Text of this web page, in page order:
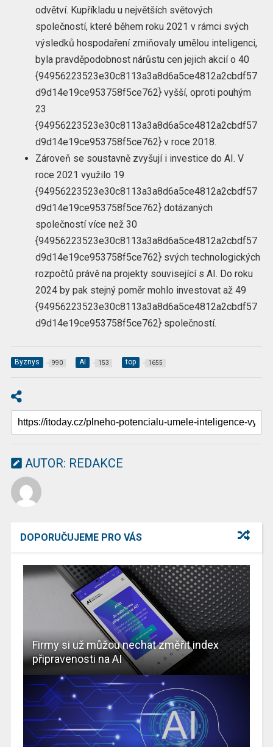
odvětví. Kupříkladu u největších světových
společností, které během roku 2021 v rámci svých
výsledků hospodaření zmiňovaly umělou inteligenci,
byla pravděpodobnost nárůstu cen jejich akcií o 40
{94956223523e30c8113a3a8d6a5ce4812a2cbdf57
d9d14e19ce953758f5ce762} vyšší, oproti pouhým
23
{94956223523e30c8113a3a8d6a5ce4812a2cbdf57
d9d14e19ce953758f5ce762} v roce 2018.
Zároveň se soustavně zvyšují i investice do AI. V
roce 2021 využilo 19
{94956223523e30c8113a3a8d6a5ce4812a2cbdf57
d9d14e19ce953758f5ce762} dotázaných
společností více než 30
{94956223523e30c8113a3a8d6a5ce4812a2cbdf57
d9d14e19ce953758f5ce762} svých technologických
rozpočtů právě na projekty související s AI. Do roku
2024 by pak stejný poměr mohlo investovat až 49
{94956223523e30c8113a3a8d6a5ce4812a2cbdf57
d9d14e19ce953758f5ce762} společností.
Byznys 990 AI 153 top 1655
AUTOR: REDAKCE
DOPORUČUJEME PRO VÁS
Firmy si už můžou nechat změřit index
připravenosti na AI